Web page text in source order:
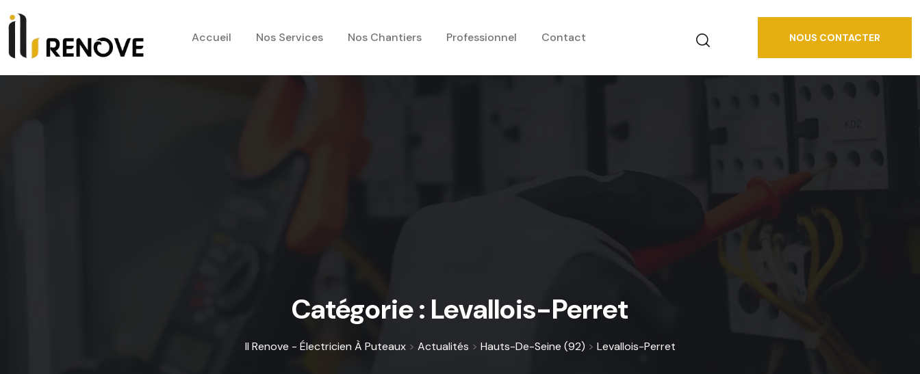
Accueil Nos Services Nos Chantiers Professionnel Contact NOUS CONTACTER
Catégorie : Levallois-Perret
Il Renove - Électricien À Puteaux> Actualités > Hauts-De-Seine (92) > Levallois-Perret